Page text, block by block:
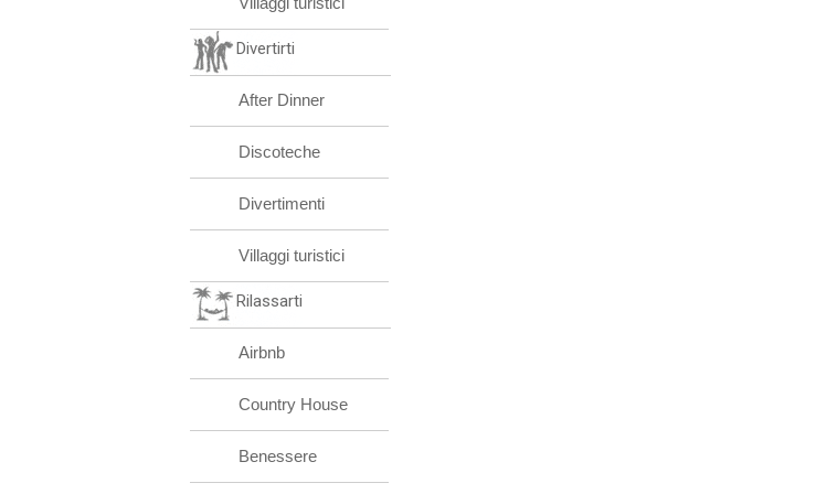
Divertirti
After Dinner
Discoteche
Divertimenti
Villaggi turistici
Rilassarti
Airbnb
Country House
Benessere